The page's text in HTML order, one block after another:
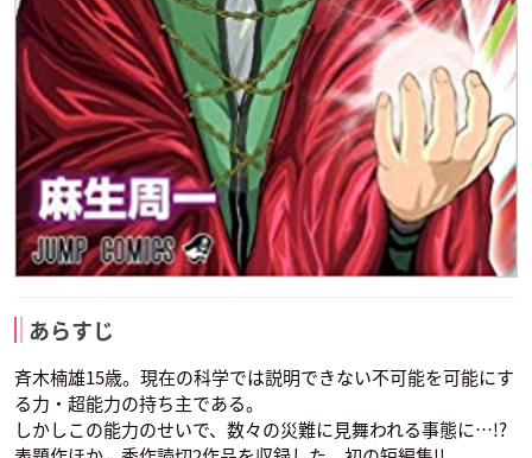
あらすじ
斉木楠雄15歳。現在の科学では説明できない不可能を可能にす
る力・超能力の持ち主である。
しかしこの能力のせいで、数々の災難に見舞われる事態に…!?